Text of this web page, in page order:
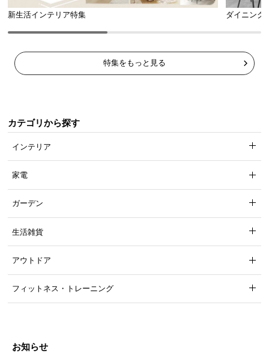
新生活インテリア特集 ダイニング
特集をもっと見る
カテゴリから探す
インテリア
家電
ガーデン
生活雑貨
アウトドア
フィットネス・トレーニング
お知らせ